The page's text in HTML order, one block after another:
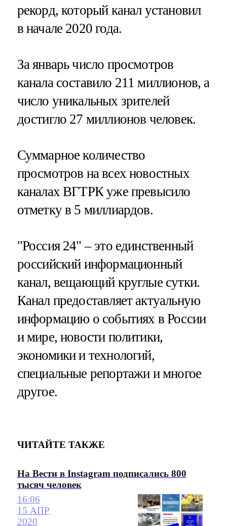
рекорд, который канал установил
в начале 2020 года.
За январь число просмотров
канала составило 211 миллионов, а
число уникальных зрителей
достигло 27 миллионов человек.
Суммарное количество
просмотров на всех новостных
каналах ВГТРК уже превысило
отметку в 5 миллиардов.
"Россия 24" – это единственный
российский информационный
канал, вещающий круглые сутки.
Канал предоставляет актуальную
информацию о событиях в России
и мире, новости политики,
экономики и технологий,
специальные репортажи и многое
другое.
ЧИТАЙТЕ ТАКЖЕ
На Вести в Instagram подписались 800
тысяч человек
16:06
15 АПР
2020